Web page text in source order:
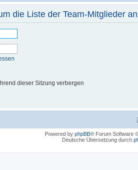
die Liste der Team-Mitglieder
dieser Sitzung verbergen
Powered by phpBB® Forum Software
Deutsche Übersetzung durch